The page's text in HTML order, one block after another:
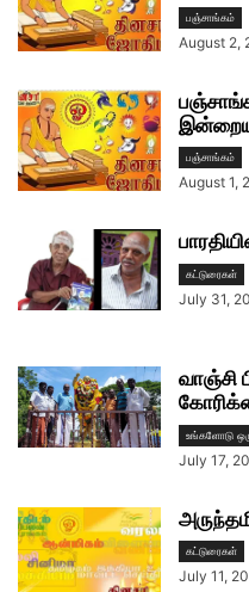
பஞ்சாங்கம்
August 2,
இன்றைய
பஞ்சாங்கம்
August 1,
கட்டுரைகள்
July 31,
வாஞ்சி
உங்களோடு
July 17,
கட்டுரைகள்
July 11,